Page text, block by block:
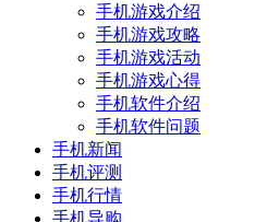
手机游戏介绍
手机游戏攻略
手机游戏活动
手机游戏心得
手机软件介绍
手机软件问题
手机新闻
手机评测
手机行情
手机导购